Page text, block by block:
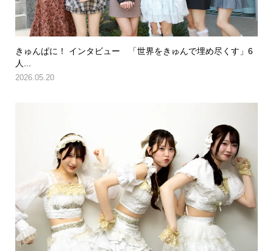
きゅんぱに！ インタビュー 「世界をきゅんで埋め尽くす」6
人...
2026.05.20